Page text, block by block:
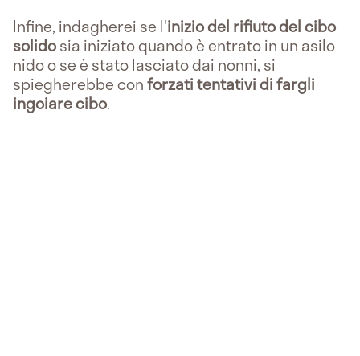
Infine, indagherei se l'inizio del rifiuto del cibo
solidosia iniziato quando è entrato in un asilo
nido o se è stato lasciato dai nonni, si
spiegherebbe conforzati tentativi di fargli
ingoiare cibo.